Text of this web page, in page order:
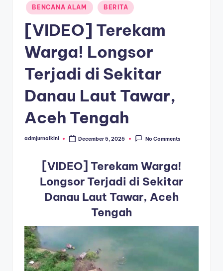
Posted
in
BENCANA ALAM BERITA
[VIDEO] Terekam
Warga! Longsor
Terjadi di Sekitar
Danau Laut Tawar,
Aceh Tengah
Posted
admjurnalkini December 5, 2025 No Comments
[VIDEO] Terekam Warga!
Longsor Terjadi di Sekitar
Danau Laut Tawar, Aceh
Tengah